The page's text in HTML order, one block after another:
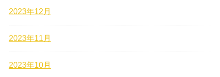
2023年12月
2023年11月
2023年10月